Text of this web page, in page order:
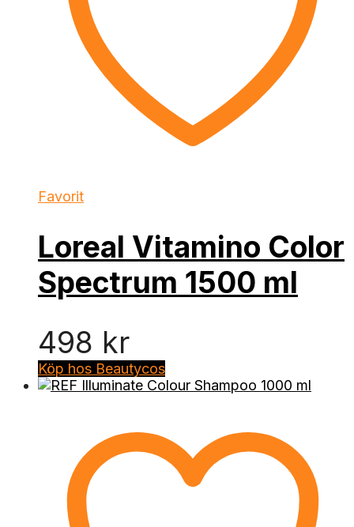
Favorit
Loreal Vitamino Color
Spectrum 1500 ml
498 kr
Köp hos Beautycos